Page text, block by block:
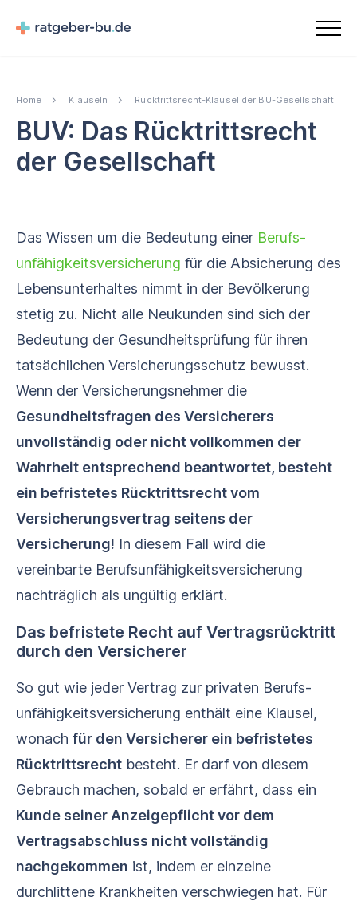
Home Klauseln Rücktrittsrecht-Klausel der BU-Gesellschaft
BUV: Das Rücktrittsrecht
der Gesellschaft
Das Wissen um die Bedeutung einer Berufs­
unfähigkeits­versicherung für die Absicherung des
Lebensunterhaltes nimmt in der Bevölkerung
stetig zu. Nicht alle Neukunden sind sich der
Bedeutung der Gesundheitsprüfung für ihren
tatsächlichen Versicherungsschutz bewusst.
Wenn der Versicherungsnehmer die
Gesundheitsfragen des Versicherers
unvollständig oder nicht vollkommen der
Wahrheit entsprechend beantwortet, besteht
ein befristetes Rücktrittsrecht vom
Versicherungsvertrag seitens der
Versicherung! In diesem Fall wird die
vereinbarte Berufs­unfähigkeits­versicherung
nachträglich als ungültig erklärt.
Das befristete Recht auf Vertragsrücktritt
durch den Versicherer
So gut wie jeder Vertrag zur privaten Berufs­
unfähigkeits­versicherung enthält eine Klausel,
wonach für den Versicherer ein befristetes
Rücktrittsrecht besteht. Er darf von diesem
Gebrauch machen, sobald er erfährt, dass ein
Kunde seiner Anzeigepflicht vor dem
Vertragsabschluss nicht vollständig
nachgekommen ist, indem er einzelne
durchlittene Krankheiten verschwiegen hat. Für